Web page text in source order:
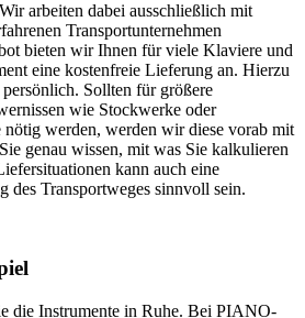
arbeiten dabei ausschließlich mit
Transportunternehmen
bieten wir Ihnen für viele Klaviere und
eine kostenfreie Lieferung an. Hierzu
Sollten für größere
wie Stockwerke oder
nötig werden, werden wir diese vorab mit
genau wissen, mit was Sie kalkulieren
kann auch eine
des Transportweges sinnvoll sein.
die Instrumente in Ruhe. Bei PIANO-